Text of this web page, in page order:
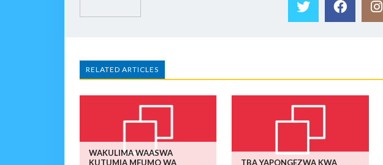
RELATED ARTICLES
WAKULIMA WAASWA
KUTUMIA MFUMO WA
TBA YAPONGEZWA KWA